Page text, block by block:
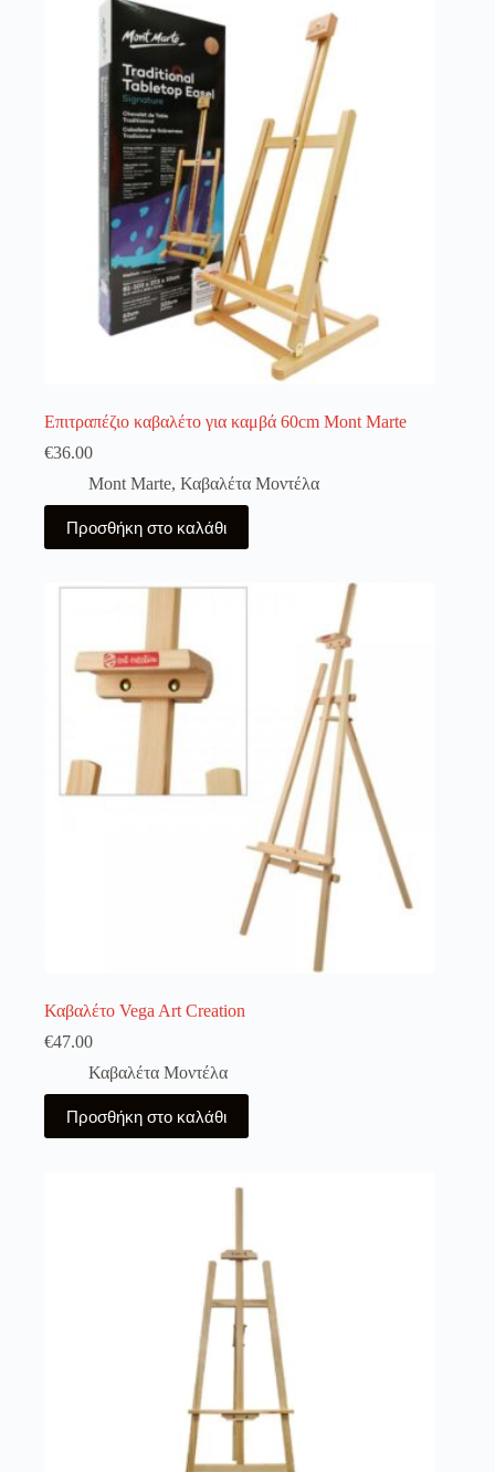
λειτουργία του site. Διαβάστε περισσότερα στο
Username or Email Address
Get New Password
Επιτραπέζιο καβαλέτο για καμβά 60cm Mont Marte
€36.00
Mont Marte, Καβαλέτα Μοντέλα
Προσθήκη στο καλάθι
Καβαλέτο Vega Art Creation
€47.00
Καβαλέτα Μοντέλα
Προσθήκη στο καλάθι